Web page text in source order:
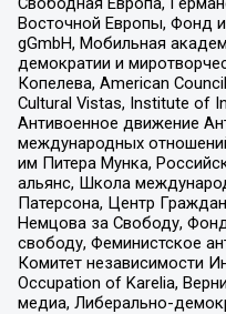
Восточной Европы, Фонд
gGmbH, Мобильная
демократии и
Копелева, American
Cultural Vistas, Institute of
Антивоенное движение
международных
им Питера Мунка,
альянс, Школа
Патерсона, Центр
Немцова за Свободу,
свободу, Феминистское
Комитет независимости
Occupation of Karelia,
медиа, Либерально-